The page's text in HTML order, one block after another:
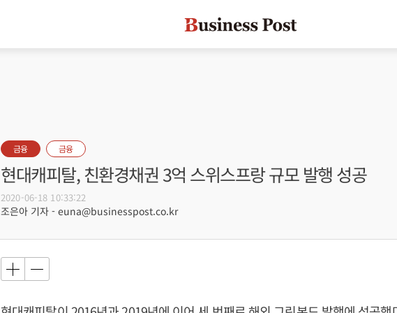
금융 금융
현대캐피탈, 친환경채권 3억 스위스프랑 규모 발행 성공
2020-06-18 10:33:22
조은아 기자 - euna@businesspost.co.kr